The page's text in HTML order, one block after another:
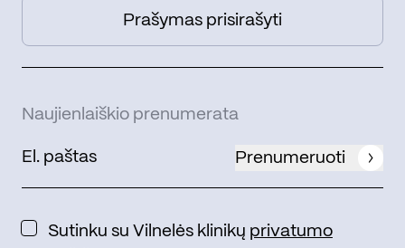
Prašymas prisirašyti
Naujienlaiškio prenumerata
Prenumeruoti
Sutinku su Vilnelės klinikų privatumo